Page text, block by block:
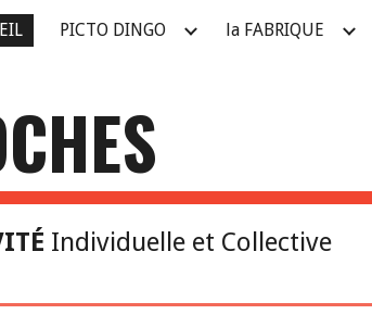
Skip to navigation
PICTO DINGO la FABRIQUE
Individuelle et Collective